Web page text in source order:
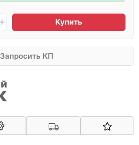
Купить
Запросить КП
Арконт-Мед